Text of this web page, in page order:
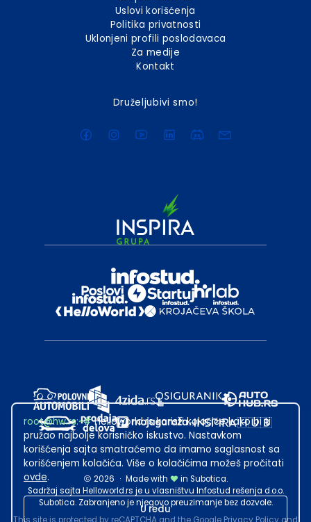
Uslovi korišćenja
Politika privatnosti
Uklonjeni profili poslodavaca
Za medije
Kontakt
Druželjubivi smo!
2026 · Made with
in Subotica.
Sadržaj sajta Helloworld.rs je u vlasništvu Infostud rešenja d.o.o.
Subotica. Zabranjeno je njegovo preuzimanje bez dozvole.
root@hw.rs:~#Helloworld.rs koristi kolačiće kako bi ti
pružao najbolje korisničko iskustvo. Nastavkom
korišćenja sajta smatraćemo da imamo saglasnost sa
korišćenjem kolačića. Više o kolačićima možeš pročitati
ovde.
U redu